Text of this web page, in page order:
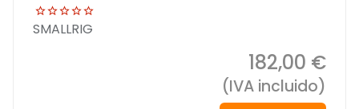
SMALLRIG
182,00 €
(IVA incluido)